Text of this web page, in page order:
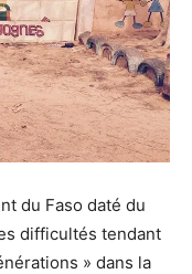
du Faso daté du
difficultés tendant
» dans la